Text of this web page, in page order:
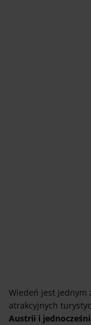
Wiedeń jest jednym
atrakcyjnych
Austrii i